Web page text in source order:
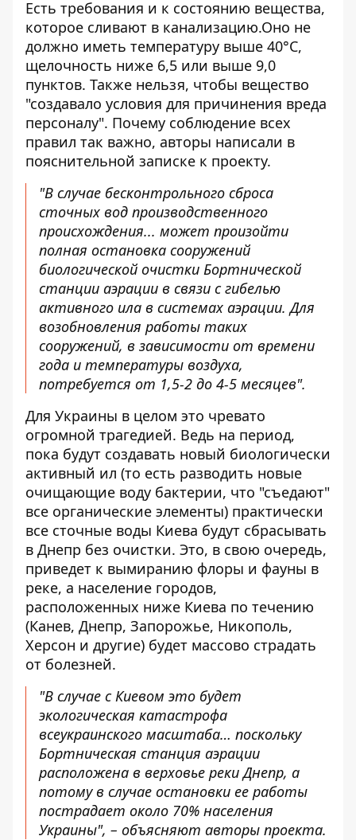
Есть требования и к состоянию вещества,
которое сливают в канализацию.Оно не
должно иметь температуру выше 40°С,
щелочность ниже 6,5 или выше 9,0
пунктов. Также нельзя, чтобы вещество
"создавало условия для причинения вреда
персоналу". Почему соблюдение всех
правил так важно, авторы написали в
пояснительной записке к проекту.
"В случае бесконтрольного сброса
сточных вод производственного
происхождения... может произойти
полная остановка сооружений
биологической очистки Бортнической
станции аэрации в связи с гибелью
активного ила в системах аэрации. Для
возобновления работы таких
сооружений, в зависимости от времени
года и температуры воздуха,
потребуется от 1,5-2 до 4-5 месяцев".
Для Украины в целом это чревато
огромной трагедией. Ведь на период,
пока будут создавать новый биологически
активный ил (то есть разводить новые
очищающие воду бактерии, что "съедают"
все органические элементы) практически
все сточные воды Киева будут сбрасывать
в Днепр без очистки. Это, в свою очередь,
приведет к вымиранию флоры и фауны в
реке, а население городов,
расположенных ниже Киева по течению
(Канев, Днепр, Запорожье, Никополь,
Херсон и другие) будет массово страдать
от болезней.
"В случае с Киевом это будет
экологическая катастрофа
всеукраинского масштаба… поскольку
Бортническая станция аэрации
расположена в верховье реки Днепр, а
потому в случае остановки ее работы
пострадает около 70% населения
Украины", – объясняют авторы проекта.